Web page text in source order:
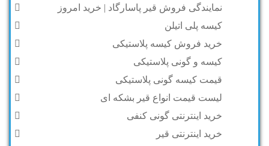
نمایندگی فروش قیر پاسارگاد | خرید امروز
کیسه پلی اتیلن
خرید فروش کیسه پلاستیکی
کیسه و گونی پلاستیکی
قیمت کیسه گونی پلاستیکی
لیست قیمت انواع قیر بشکه ای
خرید اینترنتی گونی کنفی
خرید اینترنتی قیر